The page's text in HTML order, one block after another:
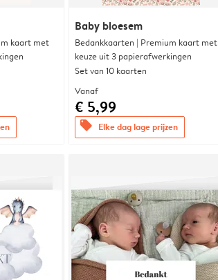
kaart met
Baby bloesem
Bedankkaarten | Premium kaart met
keuze uit 3 papierafwerkingen
Set van 10 kaarten
Vanaf
€ 5,99
offers Elke dag lage prijzen